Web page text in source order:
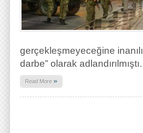
gerçekleşmeyeceğine
darbe” olarak
Read More »